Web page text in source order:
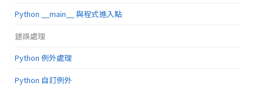
Python __main__ 與程式進入點
錯誤處理
Python 例外處理
Python 自訂例外